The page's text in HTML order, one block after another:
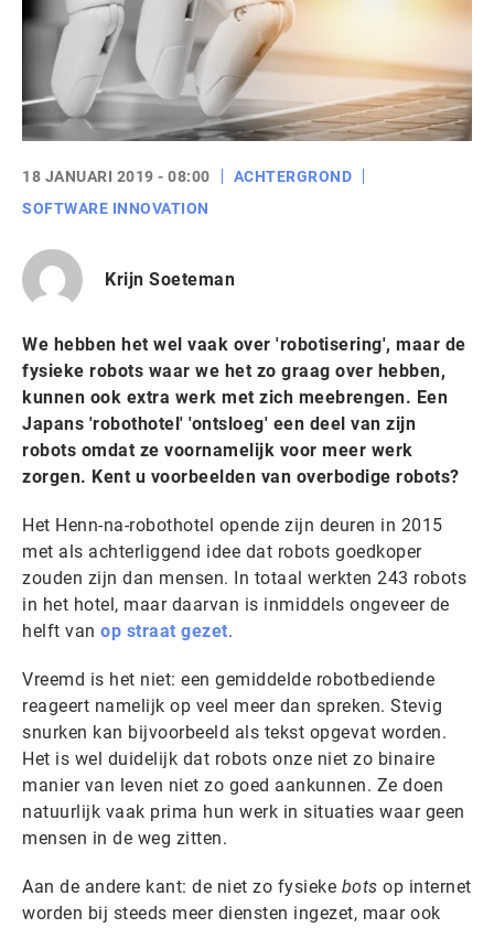
18 JANUARI 2019 - 08:00
ACHTERGROND
SOFTWARE INNOVATION
Krijn Soeteman
We hebben het wel vaak over 'robotisering', maar de
fysieke robots waar we het zo graag over hebben,
kunnen ook extra werk met zich meebrengen. Een
Japans 'robothotel' 'ontsloeg' een deel van zijn
robots omdat ze voornamelijk voor meer werk
zorgen. Kent u voorbeelden van overbodige robots?
Het Henn-na-robothotel opende zijn deuren in 2015
met als achterliggend idee dat robots goedkoper
zouden zijn dan mensen. In totaal werkten 243 robots
in het hotel, maar daarvan is inmiddels ongeveer de
helft van op straat gezet.
Vreemd is het niet: een gemiddelde robotbediende
reageert namelijk op veel meer dan spreken. Stevig
snurken kan bijvoorbeeld als tekst opgevat worden.
Het is wel duidelijk dat robots onze niet zo binaire
manier van leven niet zo goed aankunnen. Ze doen
natuurlijk vaak prima hun werk in situaties waar geen
mensen in de weg zitten.
Aan de andere kant: de niet zo fysieke bots op internet
worden bij steeds meer diensten ingezet, maar ook